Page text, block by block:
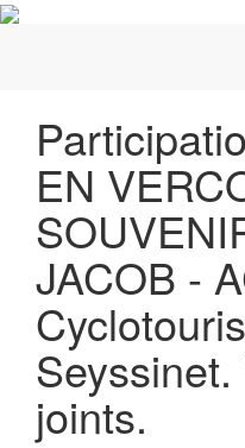
EN
JACOB -
joints.